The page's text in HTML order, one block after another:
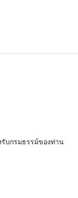
บกรมธรรม์ของท่าน